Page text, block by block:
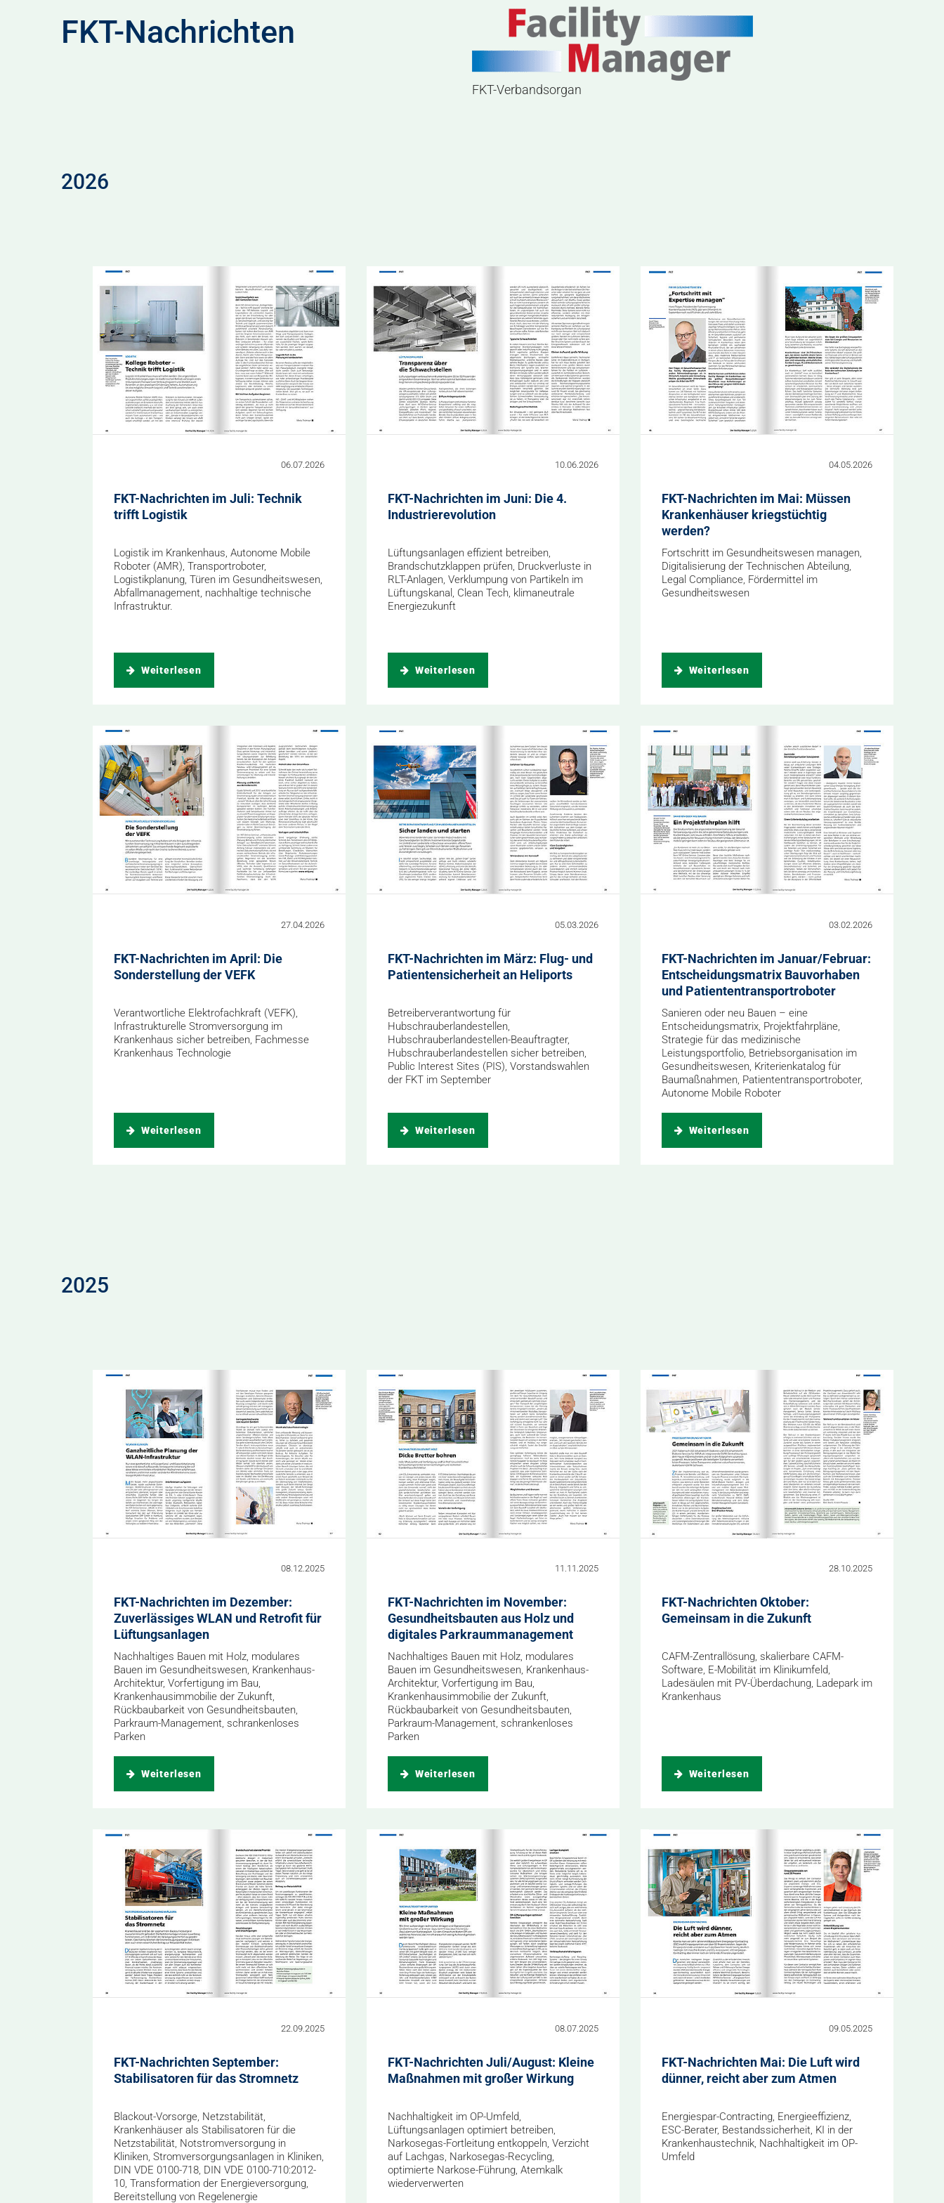
FKT-Verbandsorgan
FKT-Nachrichten
2026
06.07.2026
FKT-Nachrichten im Juli: Technik
trifft Logistik
Logistik im Krankenhaus, Autonome Mobile
Roboter (AMR), Transportroboter,
Logistikplanung, Türen im Gesundheitswesen,
Abfallmanagement, nachhaltige technische
Infrastruktur.
Weiterlesen
10.06.2026
FKT-Nachrichten im Juni: Die 4.
Industrierevolution
Lüftungsanlagen effizient betreiben,
Brandschutzklappen prüfen, Druckverluste in
RLT-Anlagen, Verklumpung von Partikeln im
Lüftungskanal, Clean Tech, klimaneutrale
Energiezukunft
Weiterlesen
04.05.2026
FKT-Nachrichten im Mai: Müssen
Krankenhäuser kriegstüchtig
werden?
Fortschritt im Gesundheitswesen managen,
Digitalisierung der Technischen Abteilung,
Legal Compliance, Fördermittel im
Gesundheitswesen
Weiterlesen
27.04.2026
FKT-Nachrichten im April: Die
Sonderstellung der VEFK
Verantwortliche Elektrofachkraft (VEFK),
Infrastrukturelle Stromversorgung im
Krankenhaus sicher betreiben, Fachmesse
Krankenhaus Technologie
Weiterlesen
05.03.2026
FKT-Nachrichten im März: Flug- und
Patientensicherheit an Heliports
Betreiberverantwortung für
Hubschrauberlandestellen,
Hubschrauberlandestellen-Beauftragter,
Hubschrauberlandestellen sicher betreiben,
Public Interest Sites (PIS), Vorstandswahlen
der FKT im September
Weiterlesen
03.02.2026
FKT-Nachrichten im Januar/Februar:
Entscheidungsmatrix Bauvorhaben
und Patiententransportroboter
Sanieren oder neu Bauen – eine
Entscheidungsmatrix, Projektfahrpläne,
Strategie für das medizinische
Leistungsportfolio, Betriebsorganisation im
Gesundheitswesen, Kriterienkatalog für
Baumaßnahmen, Patiententransportroboter,
Autonome Mobile Roboter
Weiterlesen
2025
08.12.2025
FKT-Nachrichten im Dezember:
Zuverlässiges WLAN und Retrofit für
Lüftungsanlagen
Nachhaltiges Bauen mit Holz, modulares
Bauen im Gesundheitswesen, Krankenhaus-
Architektur, Vorfertigung im Bau,
Krankenhausimmobilie der Zukunft,
Rückbaubarkeit von Gesundheitsbauten,
Parkraum-Management, schrankenloses
Parken
Weiterlesen
11.11.2025
FKT-Nachrichten im November:
Gesundheitsbauten aus Holz und
digitales Parkraummanagement
Nachhaltiges Bauen mit Holz, modulares
Bauen im Gesundheitswesen, Krankenhaus-
Architektur, Vorfertigung im Bau,
Krankenhausimmobilie der Zukunft,
Rückbaubarkeit von Gesundheitsbauten,
Parkraum-Management, schrankenloses
Parken
Weiterlesen
28.10.2025
FKT-Nachrichten Oktober:
Gemeinsam in die Zukunft
CAFM-Zentrallösung, skalierbare CAFM-
Software, E-Mobilität im Klinikumfeld,
Ladesäulen mit PV-Überdachung, Ladepark im
Krankenhaus
Weiterlesen
22.09.2025
FKT-Nachrichten September:
Stabilisatoren für das Stromnetz
Blackout-Vorsorge, Netzstabilität,
Krankenhäuser als Stabilisatoren für die
Netzstabilität, Notstromversorgung in
Kliniken, Stromversorgungsanlagen in Kliniken,
DIN VDE 0100-718, DIN VDE 0100-710:2012-
10, Transformation der Energieversorgung,
Bereitstellung von Regelenergie
08.07.2025
FKT-Nachrichten Juli/August: Kleine
Maßnahmen mit großer Wirkung
Nachhaltigkeit im OP-Umfeld,
Lüftungsanlagen optimiert betreiben,
Narkosegas-Fortleitung entkoppeln, Verzicht
auf Lachgas, Narkosegas-Recycling,
optimierte Narkose-Führung, Atemkalk
wiederverwerten
09.05.2025
FKT-Nachrichten Mai: Die Luft wird
dünner, reicht aber zum Atmen
Energiespar-Contracting, Energieeffizienz,
ESC-Berater, Bestandssicherheit, KI in der
Krankenhaustechnik, Nachhaltigkeit im OP-
Umfeld